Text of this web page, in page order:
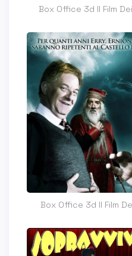
Box Office 3d Il Film
Box Office 3d Il Film